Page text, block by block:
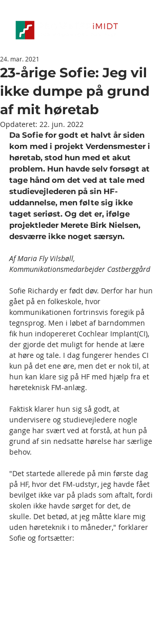
23-årige Sofie: Jeg vil
ikke dumpe på grund
af mit høretab
24. mar. 2021
Opdateret: 22. jun. 2022
Da Sofie for godt et halvt år siden
kom med i projekt Verdensmester i
høretab, stod hun med et akut
problem. Hun havde selv forsøgt at
tage hånd om det ved at tale med
studievejlederen på sin HF-
uddannelse, men følte sig ikke
taget seriøst. Og det er, ifølge
projektleder Merete Birk Nielsen,
desværre ikke noget særsyn.
Af Maria Fly Vilsbøll,
Kommunikationsmedarbejder Castberggård
Sofie Richardy er født døv. Derfor har hun
gået på en folkeskole, hvor
kommunikationen fortrinsvis foregik på
tegnsprog. Men i løbet af barndommen
fik hun indopereret Cochlear Implant(CI),
der gjorde det muligt for hende at lære
at høre og tale. I dag fungerer hendes CI
kun på det ene øre, men det er nok til, at
hun kan klare sig på HF med hjælp fra et
høreteknisk FM-anlæg.
Faktisk klarer hun sig så godt, at
undervisere og studievejledere nogle
gange har svært ved at forstå, at hun på
grund af sin nedsatte hørelse har særlige
behov.
"Det startede allerede på min første dag
på HF, hvor det FM-udstyr, jeg havde fået
bevilget ikke var på plads som aftalt, fordi
skolen ikke havde sørget for det, de
skulle. Det betød, at jeg måtte klare mig
uden høreteknik i to måneder," forklarer
Sofie og fortsætter: